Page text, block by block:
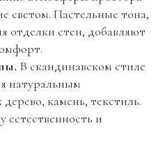
светом. Пастельные тона,
отделки стен, добавляют
В скандинавском стиле
натуральным
камень, текстиль.
естественность и